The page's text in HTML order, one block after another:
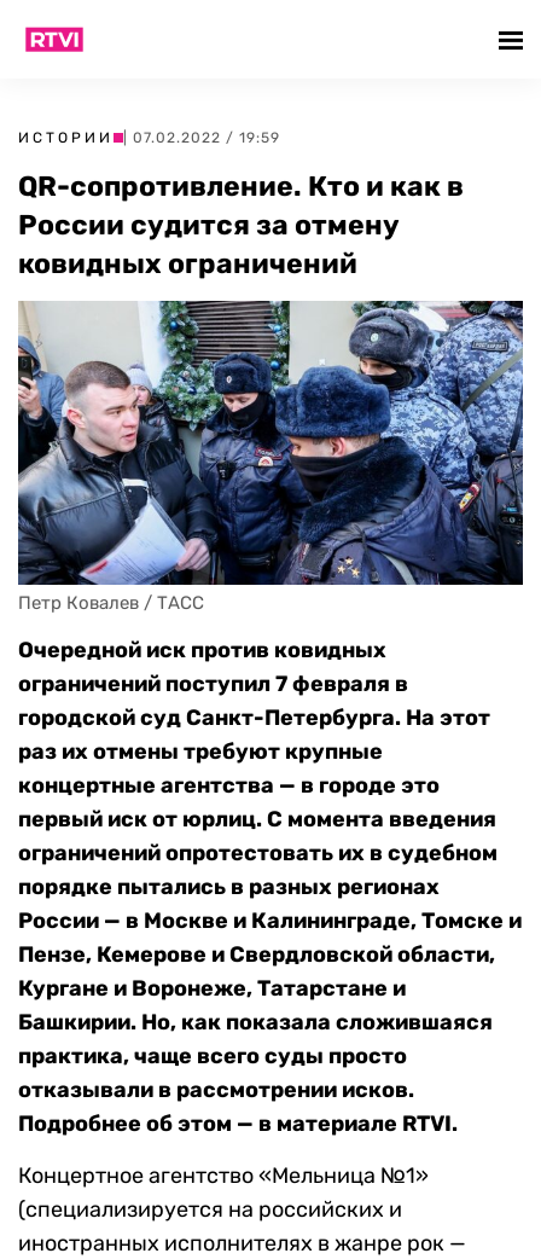
ИСТОРИИ | 07.02.2022 / 19:59
QR-сопротивление. Кто и как в
России судится за отмену
ковидных ограничений
Петр Ковалев / ТАСС
Очередной иск против ковидных
ограничений поступил 7 февраля в
городской суд Санкт-Петербурга. На этот
раз их отмены требуют крупные
концертные агентства — в городе это
первый иск от юрлиц. С момента введения
ограничений опротестовать их в судебном
порядке пытались в разных регионах
России — в Москве и Калининграде, Томске и
Пензе, Кемерове и Свердловской области,
Кургане и Воронеже, Татарстане и
Башкирии. Но, как показала сложившаяся
практика, чаще всего суды просто
отказывали в рассмотрении исков.
Подробнее об этом — в материале RTVI.
Концертное агентство «Мельница №1»
(специализируется на российских и
иностранных исполнителях в жанре рок —